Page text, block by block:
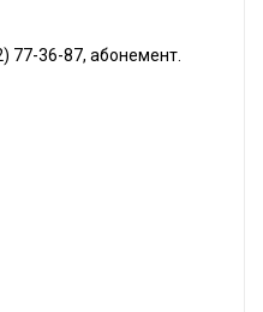
77-36-87, абонемент.